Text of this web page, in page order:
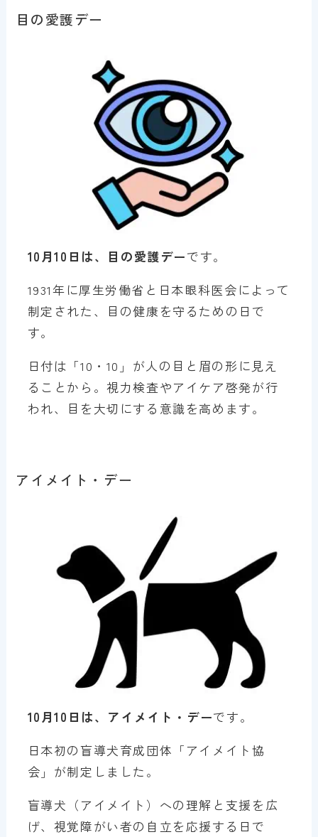
目の愛護デー
10月10日は、目の愛護デーです。
1931年に厚生労働省と日本眼科医会によって
制定された、目の健康を守るための日で
す。
日付は「10・10」が人の目と眉の形に見え
ることから。視力検査やアイケア啓発が行
われ、目を大切にする意識を高めます。
アイメイト・デー
10月10日は、アイメイト・デーです。
日本初の盲導犬育成団体「アイメイト協
会」が制定しました。
盲導犬（アイメイト）への理解と支援を広
げ、視覚障がい者の自立を応援する日で